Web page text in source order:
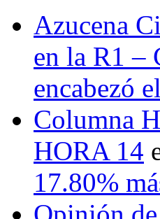
Azucena
en la R1 –
encabezó
Columna
HORA 14
17.80%